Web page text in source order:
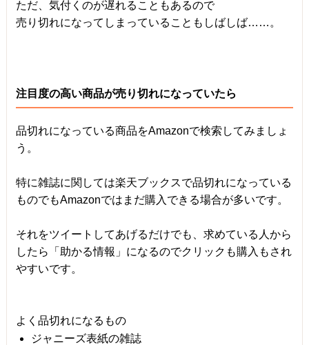
ただ、気付くのが遅れることもあるので
売り切れになってしまっていることもしばしば……。
注目度の高い商品が売り切れになっていたら
品切れになっている商品をAmazonで検索してみましょ
う。
特に雑誌に関しては楽天ブックスで品切れになっている
ものでもAmazonではまだ購入できる場合が多いです。
それをツイートしてあげるだけでも、求めている人から
したら「助かる情報」になるのでクリックも購入もされ
やすいです。
よく品切れになるもの
ジャニーズ表紙の雑誌